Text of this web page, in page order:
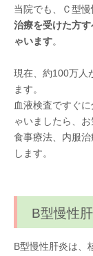
当院でも、Ｃ型
治療を受けた方
ゃいます。
現在、約100万人
ます。
血液検査ですぐ
ゃいましたら、
食事療法、内服
します。
B型慢性
B型慢性肝炎は、